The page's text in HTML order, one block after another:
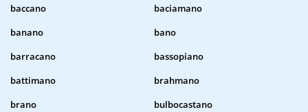
baccano
baciamano
banano
bano
barracano
bassopiano
battimano
brahmano
brano
bulbocastano